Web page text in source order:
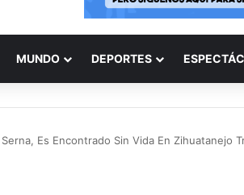
MUNDO DEPORTES
Es Encontrado Sin Vida En Zihuatanejo